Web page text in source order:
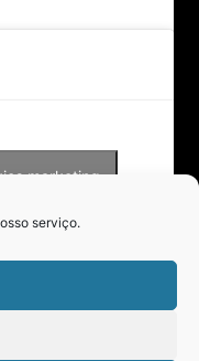
serviço.
marketing